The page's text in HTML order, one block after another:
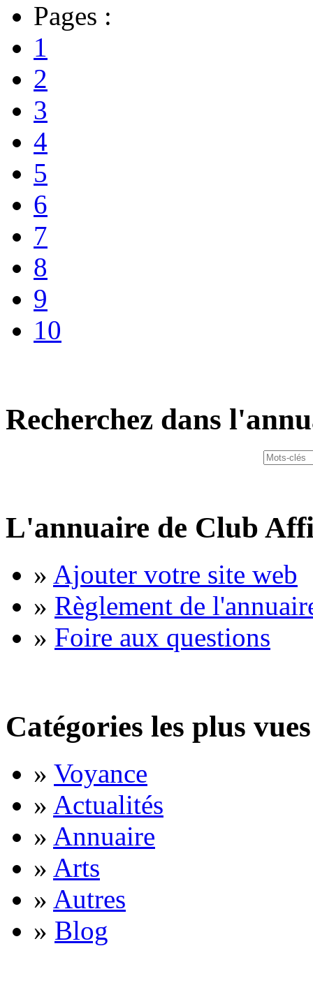
Pages :
1
2
3
4
5
6
7
8
9
10
Recherchez dans
L'annuaire de Club
» Ajouter votre site web
» Règlement de
» Foire aux questions
Catégories les plus vues
» Voyance
» Actualités
» Annuaire
» Arts
» Autres
» Blog